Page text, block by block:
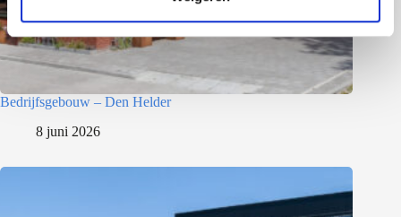
e
Bedrijfsgebouw – Den Helder
8 juni 2026